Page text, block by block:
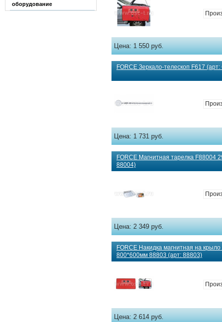
оборудование
Цена:1 550 руб.
FORCE Зеркало-телескоп F617 (арт:
Цена:1 731 руб.
FORCE Магнитная тарелка F88004
88004)
Цена:2 349 руб.
FORCE Накидка магнитная на
800*600мм 88803 (арт: 88803)
Цена:2 614 руб.